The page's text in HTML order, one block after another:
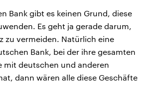
Bank gibt es keinen Grund, diese
Es geht ja gerade darum,
zu vermeiden. Natürlich eine
Bank, bei der ihre gesamten
mit deutschen und anderen
dann wären alle diese Geschäfte